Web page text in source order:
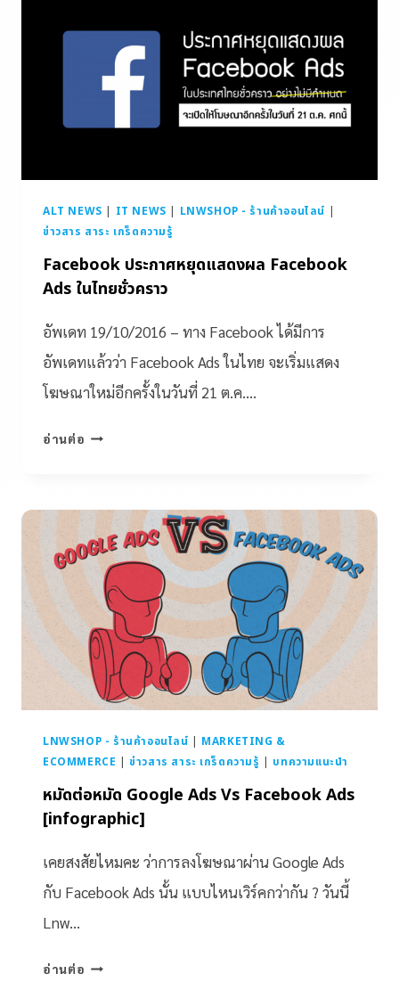
ALT NEWS | IT NEWS | LNWSHOP - ร้านค้าออนไลน์ |
ข่าวสาร สาระ เกร็ดความรู้
Facebook ประกาศหยุดแสดงผล Facebook
Ads ในไทยชั่วคราว
อัพเดท 19/10/2016 – ทาง Facebook ได้มีการ
อัพเดทแล้วว่า Facebook Ads ในไทย จะเริ่มแสดง
โฆษณาใหม่อีกครั้งในวันที่ 21 ต.ค….
อ่านต่อ
LNWSHOP - ร้านค้าออนไลน์ | MARKETING &
ECOMMERCE |ข่าวสาร สาระ เกร็ดความรู้ | บทความแนะนำ
หมัดต่อหมัด Google Ads Vs Facebook Ads
[infographic]
เคยสงสัยไหมคะ ว่าการลงโฆษณาผ่าน Google Ads
กับ Facebook Ads นั้น แบบไหนเวิร์คกว่ากัน ? วันนี้
Lnw…
อ่านต่อ